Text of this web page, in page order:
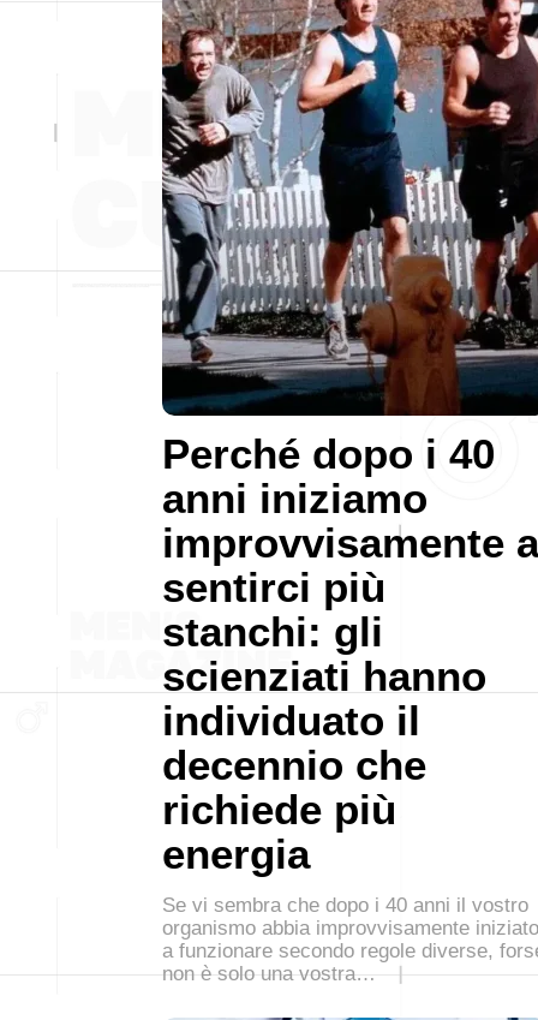
Perché dopo i 40
anni iniziamo
improvvisamente a
sentirci più
stanchi: gli
scienziati hanno
individuato il
decennio che
richiede più
energia
Se vi sembra che dopo i 40 anni il vostro
organismo abbia improvvisamente iniziato
a funzionare secondo regole diverse,
non è solo una vostra…